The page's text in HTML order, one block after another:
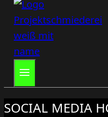
SOCIAL MEDIA